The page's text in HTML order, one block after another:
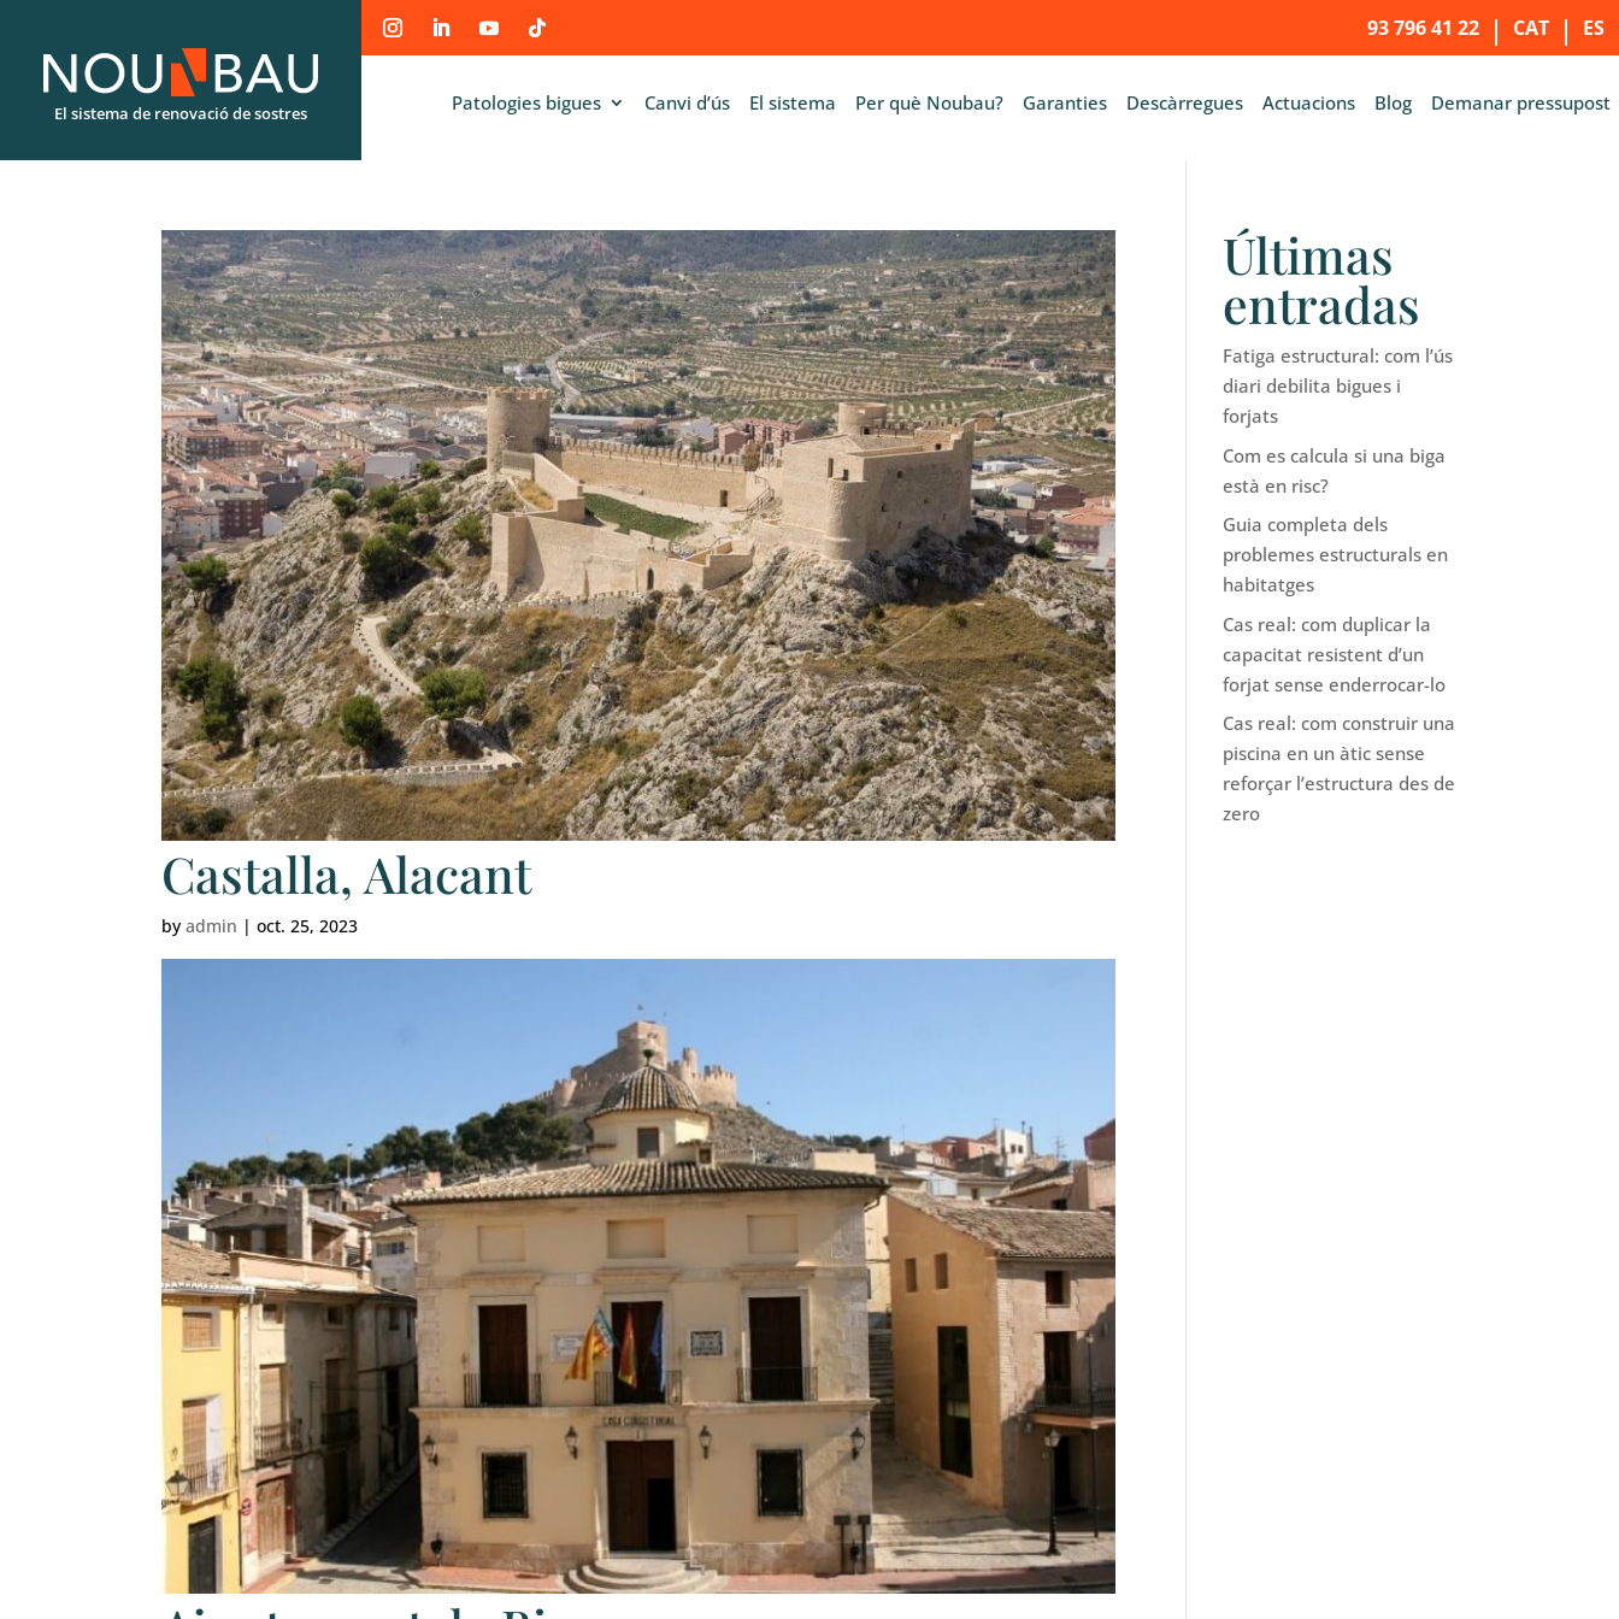
El sistema de renovació de sostres
93 796 41 22 CAT ES
Patologies bigues Canvi d’ús El sistema Per què Noubau? Garanties Descàrregues Actuacions Blog Demanar pressupost
Castalla, Alacant
byadmin |oct. 25, 2023
Últimas
entradas
Fatiga estructural: com l’ús
diari debilita bigues i
forjats
Com es calcula si una biga
està en risc?
Guia completa dels
problemes estructurals en
habitatges
Cas real: com duplicar la
capacitat resistent d’un
forjat sense enderrocar-lo
Cas real: com construir una
piscina en un àtic sense
reforçar l’estructura des de
zero